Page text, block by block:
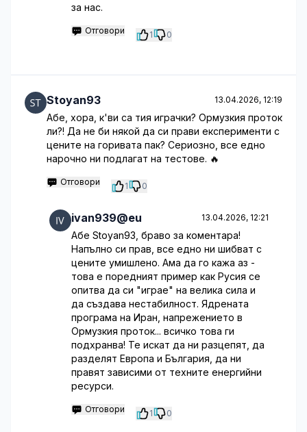
за нас.
Отговори 1 0
Stoyan93 13.04.2026, 12:19
Абе, хора, к'ви са тия играчки? Ормузкия проток
ли?! Да не би някой да си прави експерименти с
цените на горивата пак? Сериозно, все едно
нарочно ни подлагат на тестове. 🔥
Отговори 1 0
ivan939@eu 13.04.2026, 12:21
Абе Stoyan93, браво за коментара!
Напълно си прав, все едно ни шибват с
цените умишлено. Ама да го кажа аз -
това е поредният пример как Русия се
опитва да си "играе" на велика сила и
да създава нестабилност. Ядрената
програма на Иран, напрежението в
Ормузкия проток... всичко това ги
подхранва! Те искат да ни разцепят, да
разделят Европа и България, да ни
правят зависими от техните енергийни
ресурси.
Отговори 1 0